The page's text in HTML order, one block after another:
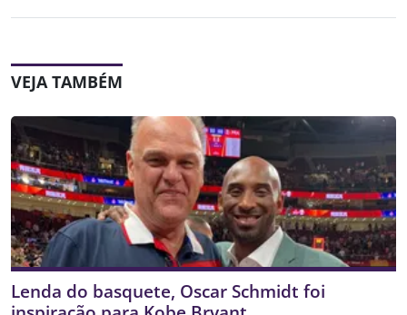
VEJA TAMBÉM
Lenda do basquete, Oscar Schmidt foi